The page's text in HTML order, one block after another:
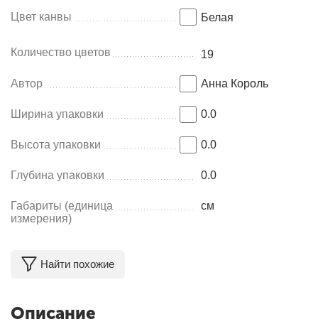
Цвет канвы Белая
Количество цветов 19
Автор Анна Король
Ширина упаковки 0.0
Высота упаковки 0.0
Глубина упаковки 0.0
Габариты (единица
измерения)
см
Найти похожие
Описание